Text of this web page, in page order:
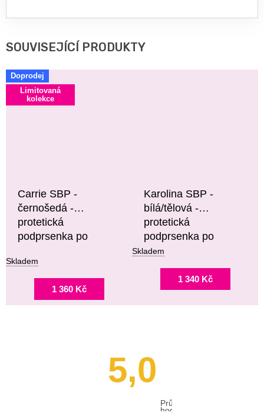
SOUVISEJÍCÍ PRODUKTY
Doprodej
Limitovaná
kolekce
Carrie SBP -
černošedá -
protetická
podprsenka po
Skladem
1 360 Kč
Karolina SBP -
bílá/tělová -
protetická
podprsenka po
operaci prsu
Skladem
1 340 Kč
5,0
Průměrné
hodnocení